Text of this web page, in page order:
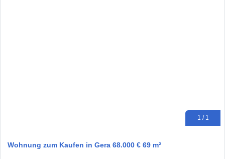
1 / 1
Wohnung zum Kaufen in Gera 68.000 € 69 m²